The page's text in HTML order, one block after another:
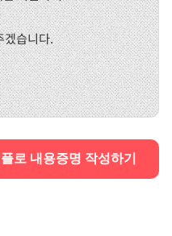
겠습니다.
로 내용증명 작성하기